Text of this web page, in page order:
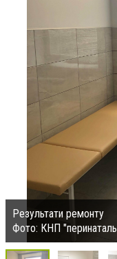
Результати ремонту
Фото: КНП